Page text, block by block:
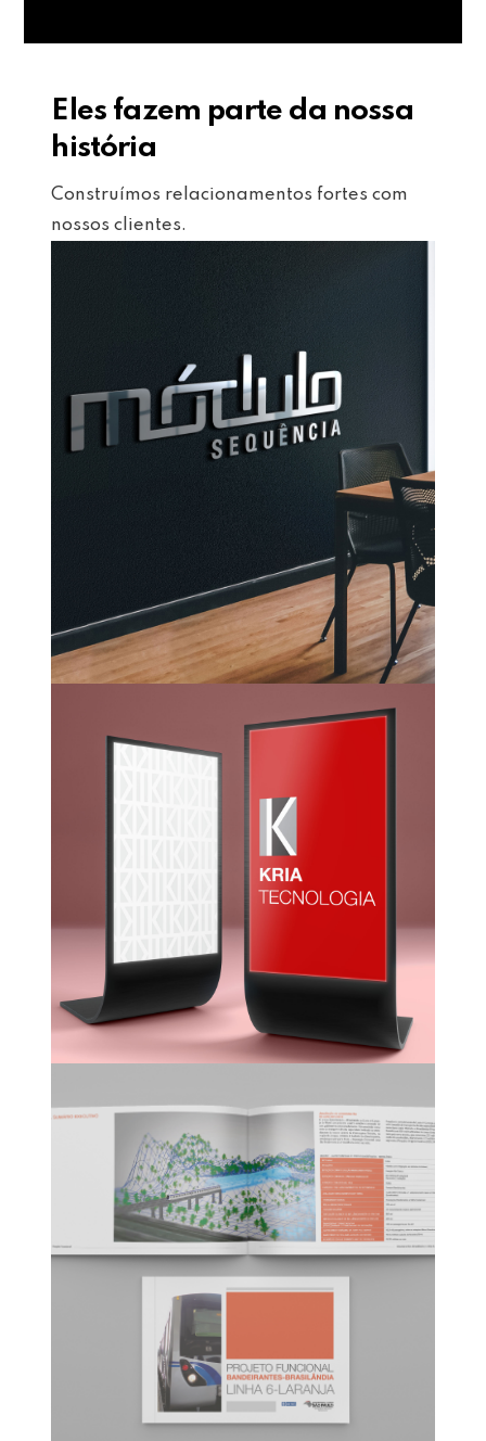
Eles fazem parte da nossa
história
Construímos relacionamentos fortes com
nossos clientes.